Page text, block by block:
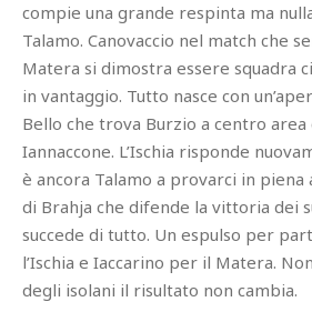
compie una grande respinta ma
Talamo. Canovaccio nel match che
Matera si dimostra essere squadra
in vantaggio. Tutto nasce con
Bello che trova Burzio a centro area
Iannaccone. L’Ischia risponde
è ancora Talamo a provarci in piena
di Brahja che difende la vittoria dei
succede di tutto. Un espulso per
l’Ischia e Iaccarino per il Matera.
degli isolani il risultato non cambia.